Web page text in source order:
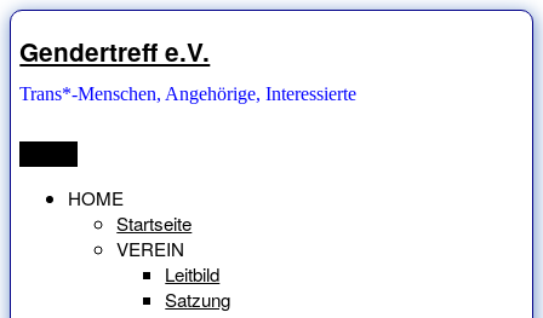
Zum
Inhalt
springen
Gendertreff e.V.
Trans*-Menschen, Angehörige, Interessierte
HOME
Startseite
VEREIN
Leitbild
Satzung